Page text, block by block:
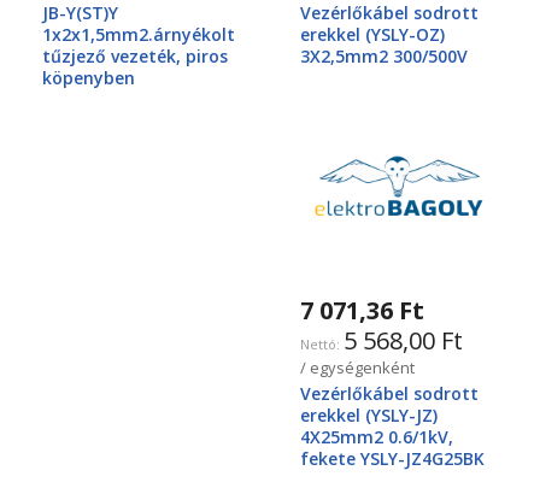
JB-Y(ST)Y
1x2x1,5mm2.árnyékolt
tűzjező vezeték, piros
köpenyben
Vezérlőkábel sodrott
erekkel (YSLY-OZ)
3X2,5mm2 300/500V
7 071,36 Ft
5 568,00 Ft
/ egységenként
Vezérlőkábel sodrott
erekkel (YSLY-JZ)
4X25mm2 0.6/1kV,
fekete YSLY-JZ4G25BK